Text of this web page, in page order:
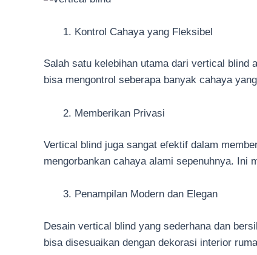
Kontrol Cahaya yang Fleksibel
Salah satu kelebihan utama dari vertical blind
bisa mengontrol seberapa banyak cahaya
Memberikan Privasi
Vertical blind juga sangat efektif dalam
mengorbankan cahaya alami sepenuhnya. Ini
Penampilan Modern dan Elegan
Desain vertical blind yang sederhana dan
bisa disesuaikan dengan dekorasi interior